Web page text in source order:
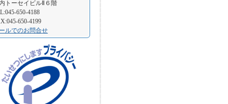
トーセイビルⅡ６階
650-4188
650-4199
ルでのお問合せ